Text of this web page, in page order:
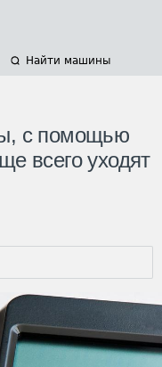
Найти машины
с помощью
всего уходят